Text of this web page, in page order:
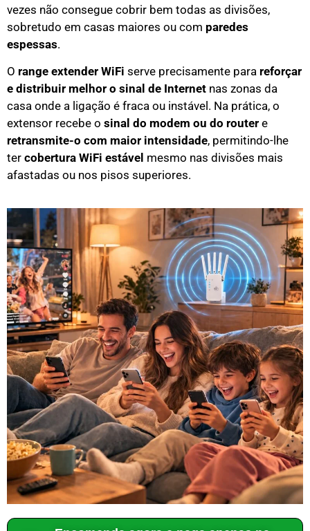
vezes não consegue cobrir bem todas as divisões,
sobretudo em casas maiores ou com paredes
espessas.
O range extender WiFi serve precisamente para reforçar
e distribuir melhor o sinal de Internet nas zonas da
casa onde a ligação é fraca ou instável. Na prática, o
extensor recebe o sinal do modem ou do router e
retransmite-o com maior intensidade, permitindo-lhe
ter cobertura WiFi estável mesmo nas divisões mais
afastadas ou nos pisos superiores.